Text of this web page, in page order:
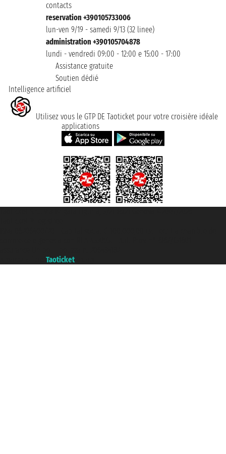
contacts
reservation +390105733006
lun-ven 9/19 - samedi 9/13 (32 linee)
administration +390105704878
lundi - vendredi 09:00 - 12:00 e 15:00 - 17:00
Assistance gratuite
Soutien dédié
Intelligence artificiel
Utilisez vous le GTP DE Taoticket pour votre croisière idéale
applications
Taoticket